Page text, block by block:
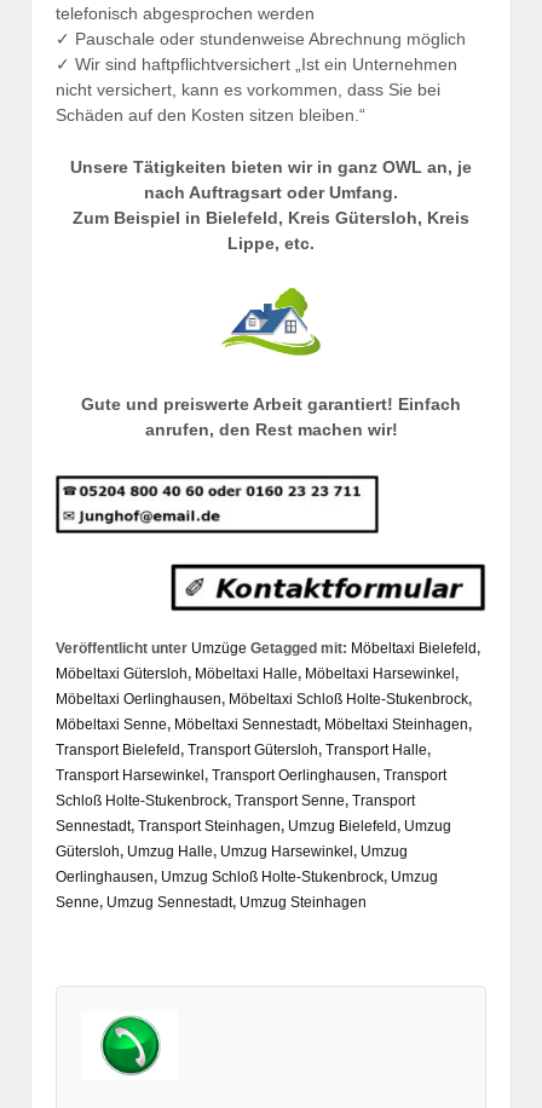
telefonisch abgesprochen werden
✓ Pauschale oder stundenweise Abrechnung möglich
✓ Wir sind haftpflichtversichert „Ist ein Unternehmen
nicht versichert, kann es vorkommen, dass Sie bei
Schäden auf den Kosten sitzen bleiben.“
Unsere Tätigkeiten bieten wir in ganz OWL an, je
nach Auftragsart oder Umfang.
Zum Beispiel in Bielefeld, Kreis Gütersloh, Kreis
Lippe, etc.
Gute und preiswerte Arbeit garantiert! Einfach
anrufen, den Rest machen wir!
Veröffentlicht unter Umzüge Getagged mit: Möbeltaxi Bielefeld,
Möbeltaxi Gütersloh, Möbeltaxi Halle, Möbeltaxi Harsewinkel ,
Möbeltaxi Oerlinghausen, Möbeltaxi Schloß Holte-Stukenbrock,
Möbeltaxi Senne, Möbeltaxi Sennestadt, Möbeltaxi Steinhagen,
Transport Bielefeld, Transport Gütersloh, Transport Halle,
Transport Harsewinkel , Transport Oerlinghausen, Transport
Schloß Holte-Stukenbrock, Transport Senne, Transport
Sennestadt, Transport Steinhagen, Umzug Bielefeld, Umzug
Gütersloh, Umzug Halle, Umzug Harsewinkel , Umzug
Oerlinghausen, Umzug Schloß Holte-Stukenbrock, Umzug
Senne, Umzug Sennestadt, Umzug Steinhagen